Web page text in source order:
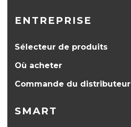
ENTREPRISE
Sélecteur de produits
Où acheter
Commande du distributeur
SMART